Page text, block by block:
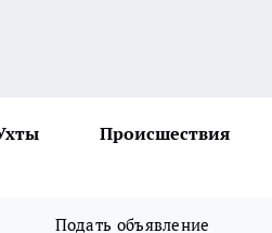
Происшествия
Подать объявление